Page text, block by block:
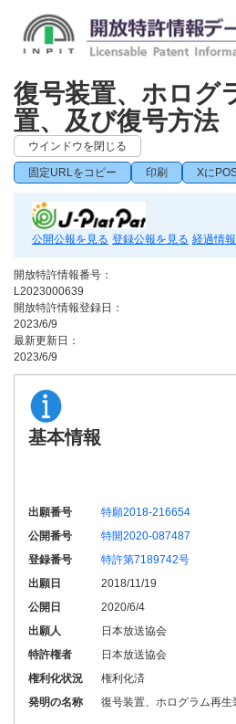
復号装置、ホログ
置、及び復号方法
ウインドウを閉じる
固定URLをコピー 印刷 Xに
公開公報を見る 登録公報を見る 経過情
開放特許情報番号：
L2023000639
開放特許情報登録日：
2023/6/9
最新更新日：
2023/6/9
基本情報
出願番号
特願2018-216654
公開番号
特開2020-087487
登録番号
特許第7189742号
出願日
2018/11/19
公開日
2020/6/4
出願人
日本放送協会
特許権者
日本放送協会
権利化状況
権利化済
発明の名称
復号装置、ホログラム再